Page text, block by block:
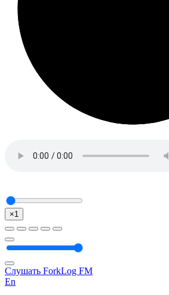
×1
Слушать ForkLog FM
En